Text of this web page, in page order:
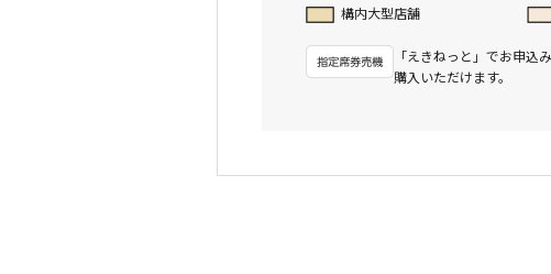
構内大型店舗
「えきねっと」でお申
購入いただけます。